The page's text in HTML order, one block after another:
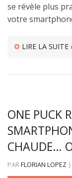
se révèle plus
votre
LIRE LA SUITE ›
ONE PUCK
CHAUDE…
PARFLORIAN LOPEZ |